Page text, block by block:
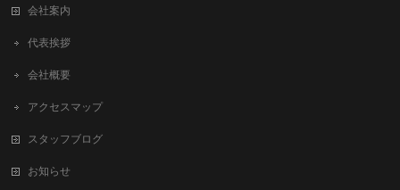
会社案内
代表挨拶
会社概要
アクセスマップ
スタッフブログ
お知らせ